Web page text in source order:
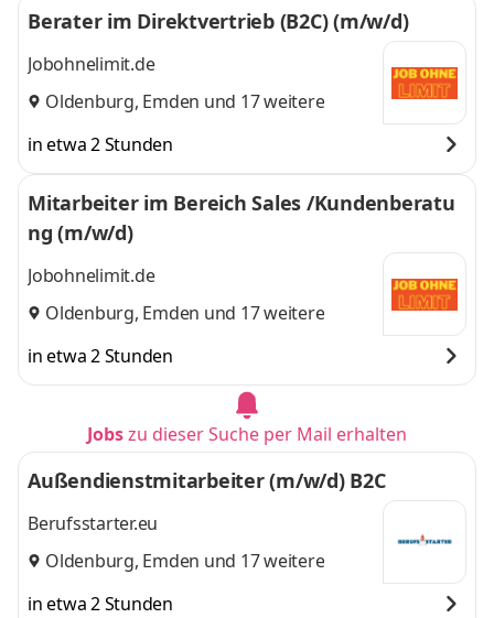
Berater im Direktvertrieb (B2C) (m/w/d)
Jobohnelimit.de
Oldenburg, Emden und 17 weitere
in etwa 2 Stunden
Mitarbeiter im Bereich Sales /Kundenberatu
ng (m/w/d)
Jobohnelimit.de
Oldenburg, Emden und 17 weitere
in etwa 2 Stunden
Jobszu dieser Suche per Mail erhalten
Außendienstmitarbeiter (m/w/d) B2C
Berufsstarter.eu
Oldenburg, Emden und 17 weitere
in etwa 2 Stunden